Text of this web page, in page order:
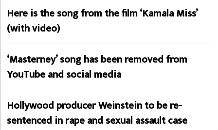
Here is the song from the film ‘Kamala Miss’
(with video)
‘Masterney’ song has been removed from
YouTube and social media
Hollywood producer Weinstein to be re-
sentenced in rape and sexual assault case